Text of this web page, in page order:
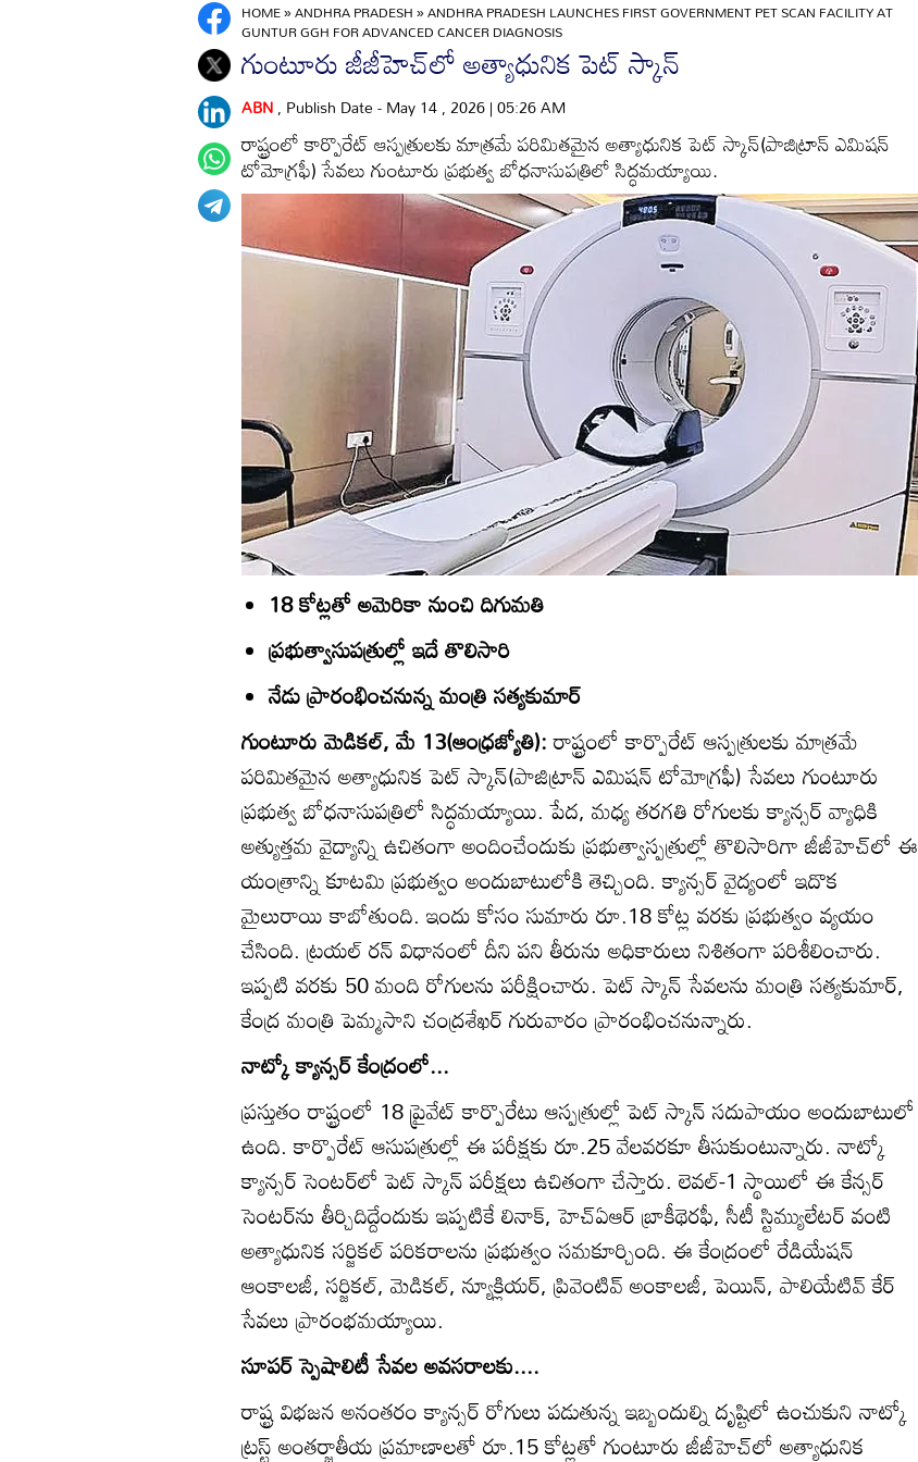
HOME»ANDHRA PRADESH»ANDHRA PRADESH LAUNCHES FIRST GOVERNMENT PET SCAN FACILITY AT
GUNTUR GGH FOR ADVANCED CANCER DIAGNOSIS
గుంటూరు జీజీహెచ్‌లో అత్యాధునిక పెట్‌ స్కాన్‌
ABN, Publish Date - May 14 , 2026 | 05:26 AM
రాష్ట్రంలో కార్పొరేట్‌ ఆస్పత్రులకు మాత్రమే పరిమితమైన అత్యాధునిక పెట్‌ స్కాన్‌(పాజిట్రాన్‌ ఎమిషన్‌
టోమోగ్రఫీ) సేవలు గుంటూరు ప్రభుత్వ బోధనాసుపత్రిలో సిద్ధమయ్యాయి.
18 కోట్లతో అమెరికా నుంచి దిగుమతి
ప్రభుత్వాసుపత్రుల్లో ఇదే తొలిసారి
నేడు ప్రారంభించనున్న మంత్రి సత్యకుమార్‌
గుంటూరు మెడికల్‌, మే 13(ఆంధ్రజ్యోతి):రాష్ట్రంలో కార్పొరేట్‌ ఆస్పత్రులకు మాత్రమే
పరిమితమైన అత్యాధునిక పెట్‌ స్కాన్‌(పాజిట్రాన్‌ ఎమిషన్‌ టోమోగ్రఫీ) సేవలు గుంటూరు
ప్రభుత్వ బోధనాసుపత్రిలో సిద్ధమయ్యాయి. పేద, మధ్య తరగతి రోగులకు క్యాన్సర్‌ వ్యాధికి
అత్యుత్తమ వైద్యాన్ని ఉచితంగా అందించేందుకు ప్రభుత్వాస్పత్రుల్లో తొలిసారిగా జీజీహెచ్‌లో ఈ
యంత్రాన్ని కూటమి ప్రభుత్వం అందుబాటులోకి తెచ్చింది. క్యాన్సర్‌ వైద్యంలో ఇదొక
మైలురాయి కాబోతుంది. ఇందు కోసం సుమారు రూ.18 కోట్ల వరకు ప్రభుత్వం వ్యయం
చేసింది. ట్రయల్‌ రన్‌ విధానంలో దీని పని తీరును అధికారులు నిశితంగా పరిశీలించారు.
ఇప్పటి వరకు 50 మంది రోగులను పరీక్షించారు. పెట్‌ స్కాన్‌ సేవలను మంత్రి సత్యకుమార్‌,
కేంద్ర మంత్రి పెమ్మసాని చంద్రశేఖర్‌ గురువారం ప్రారంభించనున్నారు.
నాట్కో క్యాన్సర్‌ కేంద్రంలో...
ప్రస్తుతం రాష్ట్రంలో 18 ప్రైవేట్‌ కార్పొరేటు ఆస్పత్రుల్లో పెట్‌ స్కాన్‌ సదుపాయం అందుబాటులో
ఉంది. కార్పొరేట్‌ ఆసుపత్రుల్లో ఈ పరీక్షకు రూ.25 వేలవరకూ తీసుకుంటున్నారు. నాట్కో
క్యాన్సర్‌ సెంటర్‌లో పెట్‌ స్కాన్‌ పరీక్షలు ఉచితంగా చేస్తారు. లెవల్‌-1 స్థాయిలో ఈ కేన్సర్‌
సెంటర్‌ను తీర్చిదిద్దేందుకు ఇప్పటికే లినాక్‌, హెచ్‌ఏఆర్‌ బ్రాకీథెరఫీ, సీటీ స్టిమ్యులేటర్‌ వంటి
అత్యాధునిక సర్జికల్‌ పరికరాలను ప్రభుత్వం సమకూర్చింది. ఈ కేంద్రంలో రేడియేషన్‌
ఆంకాలజీ, సర్జికల్‌, మెడికల్‌, న్యూక్లియర్‌, ప్రివెంటివ్‌ అంకాలజీ, పెయిన్‌, పాలియేటివ్‌ కేర్‌
సేవలు ప్రారంభమయ్యాయి.
సూపర్‌ స్పెషాలిటీ సేవల అవసరాలకు....
రాష్ట్ర విభజన అనంతరం క్యాన్సర్‌ రోగులు పడుతున్న ఇబ్బందుల్ని దృష్టిలో ఉంచుకుని నాట్కో
ట్రస్ట్‌ అంతర్జాతీయ ప్రమాణాలతో రూ.15 కోట్లతో గుంటూరు జీజీహెచ్‌లో అత్యాధునిక